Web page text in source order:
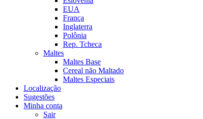
EUA
França
Inglaterra
Polônia
Rep. Tcheca
Maltes
Maltes Base
Cereal não Maltado
Maltes Especiais
Localização
Sugestões
Minha conta
Sair